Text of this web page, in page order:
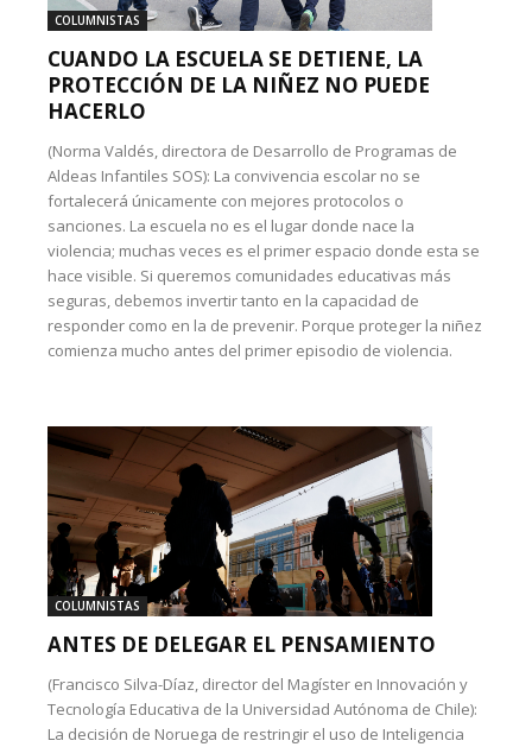
COLUMNISTAS
CUANDO LA ESCUELA SE DETIENE, LA
PROTECCIÓN DE LA NIÑEZ NO PUEDE
HACERLO
(Norma Valdés, directora de Desarrollo de Programas de
Aldeas Infantiles SOS): La convivencia escolar no se
fortalecerá únicamente con mejores protocolos o
sanciones. La escuela no es el lugar donde nace la
violencia; muchas veces es el primer espacio donde esta se
hace visible. Si queremos comunidades educativas más
seguras, debemos invertir tanto en la capacidad de
responder como en la de prevenir. Porque proteger la niñez
comienza mucho antes del primer episodio de violencia.
COLUMNISTAS
ANTES DE DELEGAR EL PENSAMIENTO
(Francisco Silva-Díaz, director del Magíster en Innovación y
Tecnología Educativa de la Universidad Autónoma de Chile):
La decisión de Noruega de restringir el uso de Inteligencia